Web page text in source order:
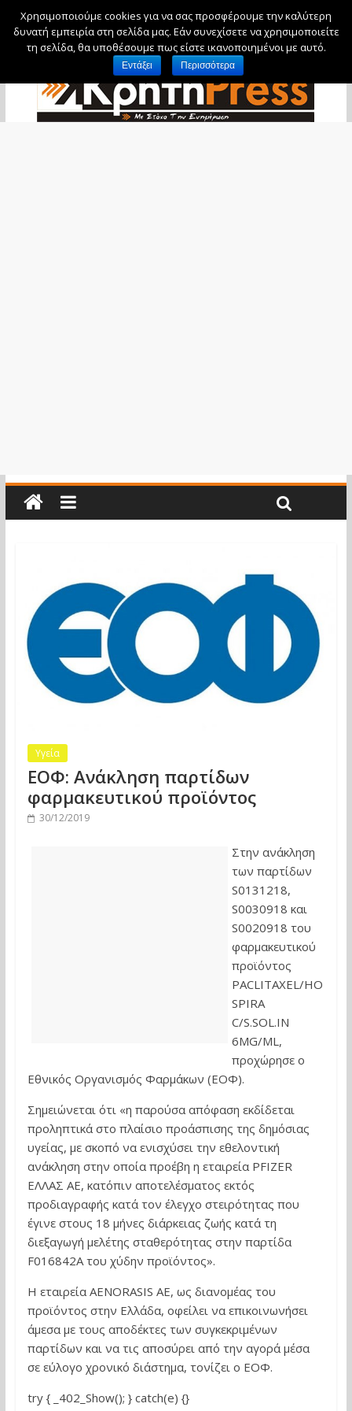
Κυριακή, 9 Αυγούστου, 2026
Υγεία
ΕΟΦ: Ανάκληση παρτίδων
φαρμακευτικού προϊόντος
30/12/2019
Στην ανάκληση
των παρτίδων
S0131218,
S0030918 και
S0020918 του
φαρμακευτικού
προϊόντος
PACLITAXEL/HO
SPIRA
C/S.SOL.IN
6MG/ML,
προχώρησε ο
Εθνικός Οργανισμός Φαρμάκων (ΕΟΦ).
Σημειώνεται ότι «η παρούσα απόφαση εκδίδεται
προληπτικά στο πλαίσιο προάσπισης της δημόσιας
υγείας, με σκοπό να ενισχύσει την εθελοντική
ανάκληση στην οποία προέβη η εταιρεία PFIZER
ΕΛΛΑΣ ΑΕ, κατόπιν αποτελέσματος εκτός
προδιαγραφής κατά τον έλεγχο στειρότητας που
έγινε στους 18 μήνες διάρκειας ζωής κατά τη
διεξαγωγή μελέτης σταθερότητας στην παρτίδα
F016842A του χύδην προϊόντος».
Η εταιρεία AENORASIS AE, ως διανομέας του
προϊόντος στην Ελλάδα, οφείλει να επικοινωνήσει
άμεσα με τους αποδέκτες των συγκεκριμένων
παρτίδων και να τις αποσύρει από την αγορά μέσα
σε εύλογο χρονικό διάστημα, τονίζει ο ΕΟΦ.
try { _402_Show(); } catch(e) {}
Χρησιμοποιούμε cookies για να σας προσφέρουμε την καλύτερη
δυνατή εμπειρία στη σελίδα μας. Εάν συνεχίσετε να χρησιμοποιείτε
τη σελίδα, θα υποθέσουμε πως είστε ικανοποιημένοι με αυτό.
Εντάξει Περισσότερα